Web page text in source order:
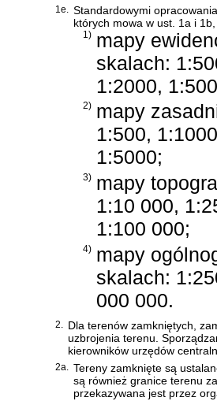
1e.
Standardowymi
których mowa w ust. 1a i 1b,
1) mapy
skalach:
1:2000,
2) mapy
1:500,
1:5000;
3) mapy
1:10 000,
1:100 000;
4) mapy
skalach:
000 000.
2. Dla terenów zamkniętych,
uzbrojenia terenu.
kierowników urzędów
2a. Tereny zamknięte są
są również granice terenu
przekazywana jest przez